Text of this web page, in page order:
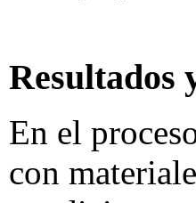
Resultados
En el
con